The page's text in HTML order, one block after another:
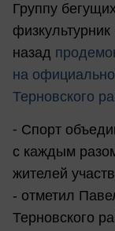
Группу
назад
на
Терновского
⁃ Спорт
с каждым
жителей
- отметил
Терновского